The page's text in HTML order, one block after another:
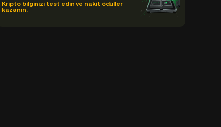
Kripto bilginizi test edin ve nakit ödüller
kazanın.